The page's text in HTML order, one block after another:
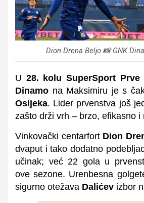
Dion Drena Beljo 📸 GNK
U 28. kolu SuperSport Prve
Dinamo na Maksimiru je s
Osijeka. Lider prvenstva još
zašto drži vrh – brzo, efikasno i
Vinkovački centarfort Dion
dvaput i tako dodatno
učinak; već 22 gola u
ove sezone. Urenbesna
sigurno otežava Dalićev izbor